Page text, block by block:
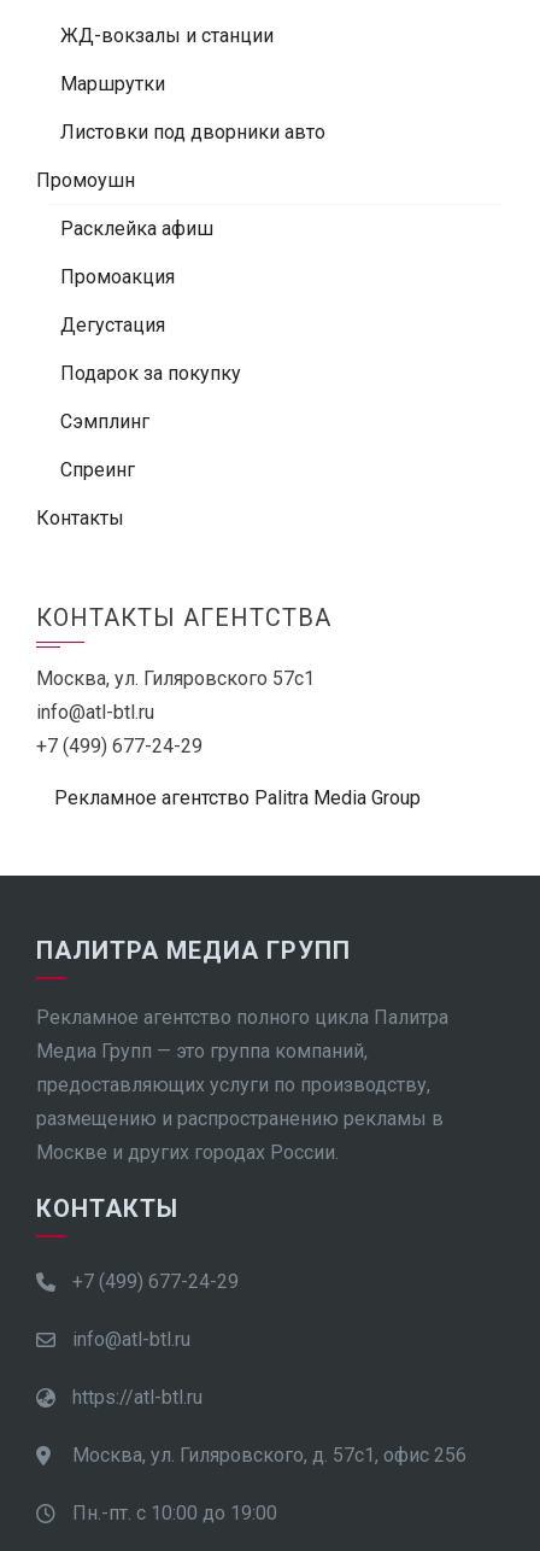
ЖД-вокзалы и станции
Маршрутки
Листовки под дворники авто
Промоушн
Расклейка афиш
Промоакция
Дегустация
Подарок за покупку
Сэмплинг
Спреинг
Контакты
КОНТАКТЫ АГЕНТСТВА
Москва, ул. Гиляровского 57с1
info@atl-btl.ru
+7 (499) 677-24-29
Рекламное агентство Palitra Media Group
ПАЛИТРА МЕДИА ГРУПП
Рекламное агентство полного цикла Палитра
Медиа Групп — это группа компаний,
предоставляющих услуги по производству,
размещению и распространению рекламы в
Москве и других городах России.
КОНТАКТЫ
+7 (499) 677-24-29
info@atl-btl.ru
https://atl-btl.ru
Москва, ул. Гиляровского, д. 57с1, офис 256
Пн.-пт. с 10:00 до 19:00